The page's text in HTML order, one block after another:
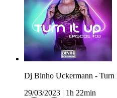
Dj Binho Uckermann - Turn
29/03/2023
1h 22min